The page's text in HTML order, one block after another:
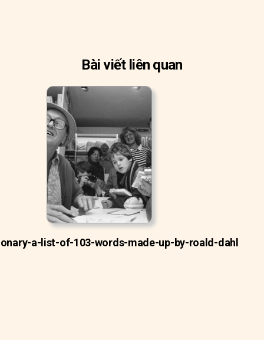
Bài viết liên quan
a-list-of-103-words-made-up-by-roald-dahl